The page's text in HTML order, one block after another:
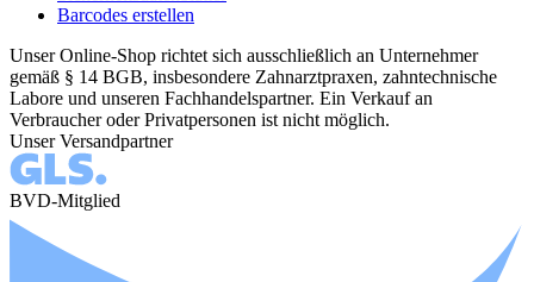
Barcodes erstellen
Unser Online-Shop richtet sich ausschließlich an Unternehmer
gemäß § 14 BGB, insbesondere Zahnarztpraxen, zahntechnische
Labore und unseren Fachhandelspartner. Ein Verkauf an
Verbraucher oder Privatpersonen ist nicht möglich.
Unser Versandpartner
BVD-Mitglied